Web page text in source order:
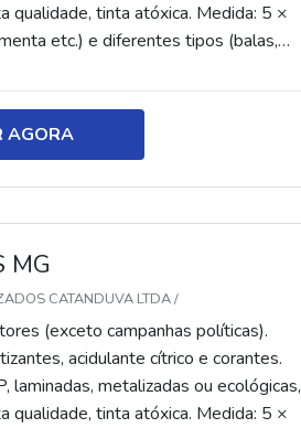
qualidade, tinta atóxica. Medida: 5 ×
etc.) e diferentes tipos (balas,
AGORA
MG
CATANDUVA LTDA /
(exceto campanhas políticas).
acidulante cítrico e corantes.
laminadas, metalizadas ou ecológicas,
qualidade, tinta atóxica. Medida: 5 ×